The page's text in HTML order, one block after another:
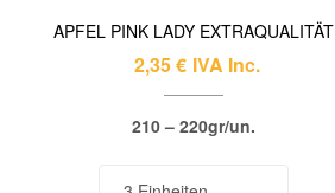
APFEL PINK LADY EXTRAQUALITÄT
2,35€ IVA Inc.
210 – 220gr/un.